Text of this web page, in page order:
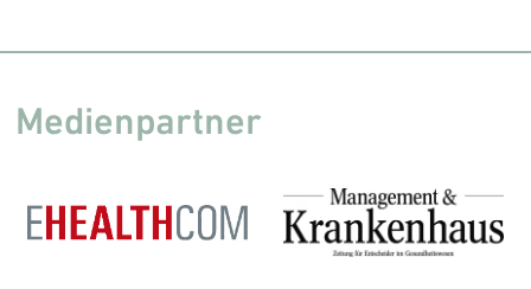
Medienpartner